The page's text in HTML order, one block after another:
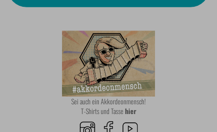
Sei auch ein Akkordeonmensch!
T-Shirts und Tassehier